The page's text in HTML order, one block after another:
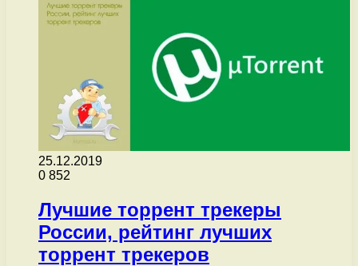
25.12.2019
0 852
Лучшие торрент трекеры
России, рейтинг лучших
торрент трекеров